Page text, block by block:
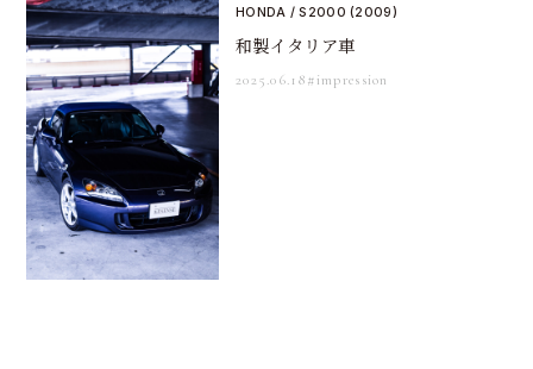
HONDA / S2000 (2009)
和製イタリア車
2025.06.18#impression